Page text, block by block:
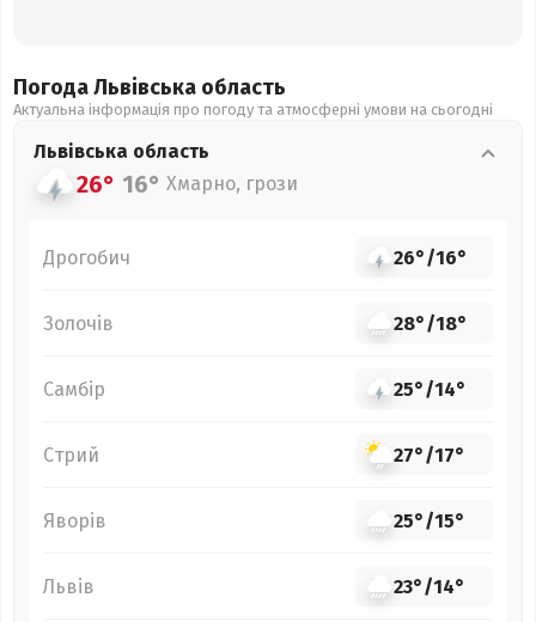
Погода Львівська область
Актуальна інформація про погоду та атмосферні умови на сьогодні
Львівська область
26° 16° Хмарно, грози
Дрогобич 26°/16°
Золочів 28°/18°
Самбір 25°/14°
Стрий 27°/17°
Яворів 25°/15°
Львів 23°/14°